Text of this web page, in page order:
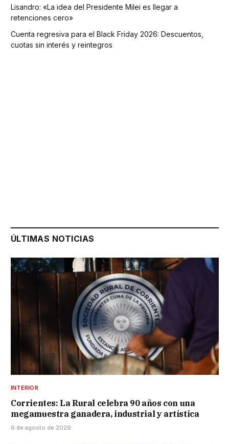
Lisandro: «La idea del Presidente Milei es llegar a
retenciones cero»
Cuenta regresiva para el Black Friday 2026: Descuentos,
cuotas sin interés y reintegros
ÚLTIMAS NOTICIAS
INTERIOR
Corrientes: La Rural celebra 90 años con una
megamuestra ganadera, industrial y artística
6 de agosto de 2026